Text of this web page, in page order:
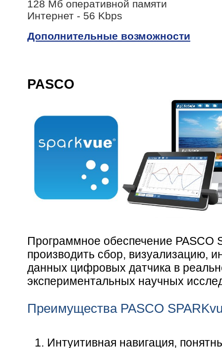
128 Мб оперативной памяти
Интернет - 56 Kbps
Дополнительные возможности
PASCO
Программное обеспечение PASCO
производить сбор, визуализацию,
данных цифровых датчика в
экспериментальных научных
Преимущества PASCO
Интуитивная навигация,